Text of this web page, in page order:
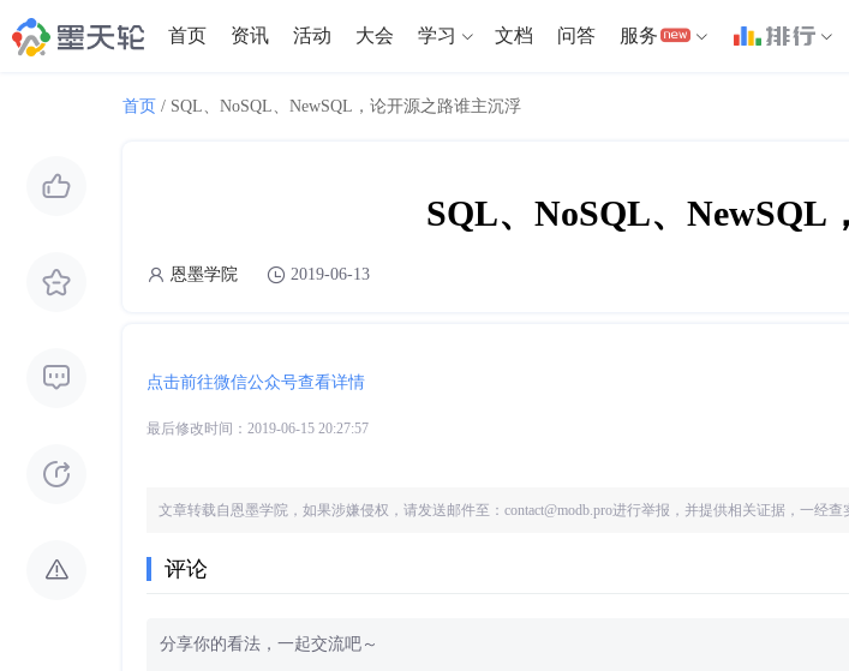
首页 资讯 活动 大会 学习 文档 问答 服务
首页 / SQL、NoSQL、NewSQL，论开源之路谁主沉浮
SQL、NoSQL、NewSQL
恩墨学院 2019-06-13
点击前往微信公众号查看详情
最后修改时间：2019-06-15 20:27:57
文章转载自恩墨学院 ，如果涉嫌侵权，请发送邮件至：contact@modb.pro进行举报，并提供相关证据，一经
评论